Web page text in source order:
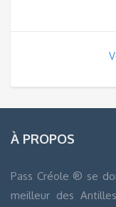
À PROPOS
Pass Créole ® se
meilleur des